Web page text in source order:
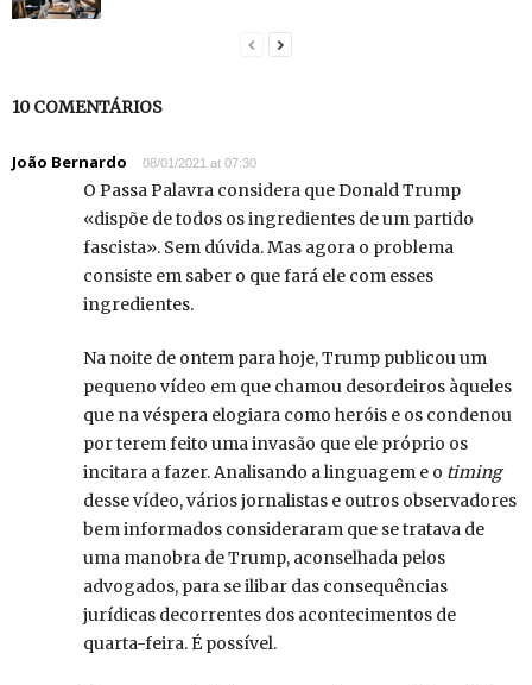
10 COMENTÁRIOS
João Bernardo 08/01/2021 at 07:30
O Passa Palavra considera que Donald Trump
«dispõe de todos os ingredientes de um partido
fascista». Sem dúvida. Mas agora o problema
consiste em saber o que fará ele com esses
ingredientes.
Na noite de ontem para hoje, Trump publicou um
pequeno vídeo em que chamou desordeiros àqueles
que na véspera elogiara como heróis e os condenou
por terem feito uma invasão que ele próprio os
incitara a fazer. Analisando a linguagem e o timing
desse vídeo, vários jornalistas e outros observadores
bem informados consideraram que se tratava de
uma manobra de Trump, aconselhada pelos
advogados, para se ilibar das consequências
jurídicas decorrentes dos acontecimentos de
quarta-feira. É possível.